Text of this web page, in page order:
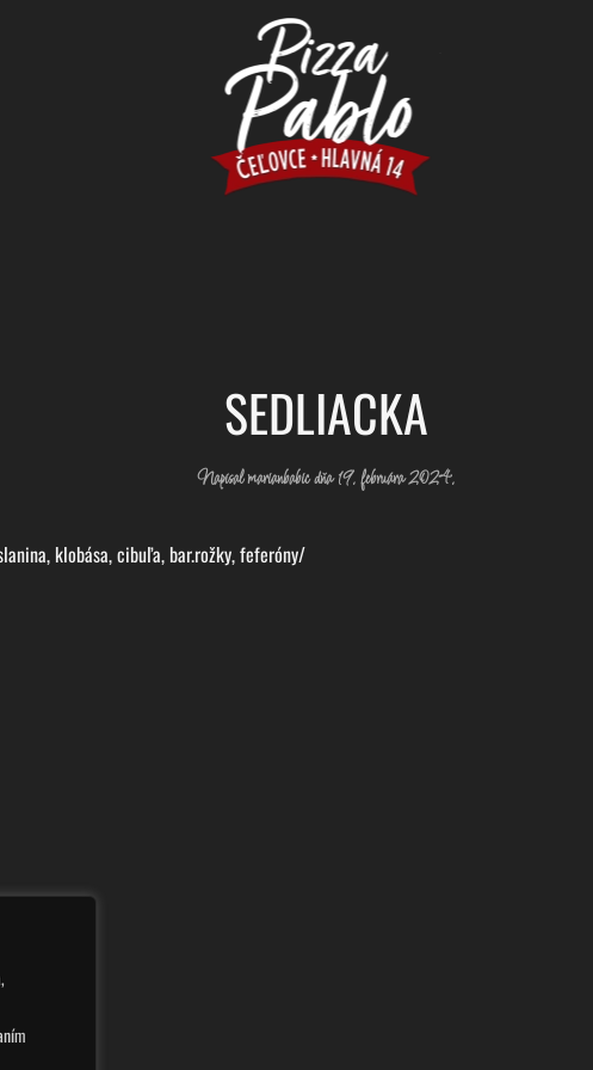
SEDLIACKA
Napísalmarianbabicdňa19. februára 2024.
klobása, cibuľa, bar.rožky, feferóny/